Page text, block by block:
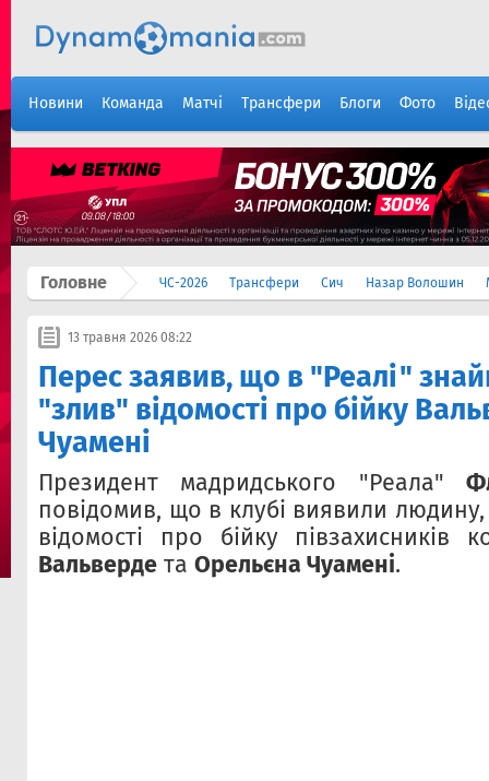
Новини Команда Матчі Трансфери Блоги Фото
Головне ЧС-2026 Трансфери Сич Назар Волошин
13 травня 2026 08:22
Перес заявив, що в "Реалі"
"злив" відомості про бійку
Чуамені
Президент мадридського "Реала"
повідомив, що в клубі виявили
відомості про бійку півзахисників
Вальверде та Орельєна Чуамені.